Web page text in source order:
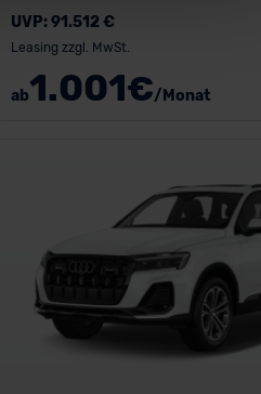
(Art. 46
zu den bestehenden
datenschutz@meinauto.de
UVP:91.512 €
Leasing zzgl. MwSt.
ab1.001€/Monat